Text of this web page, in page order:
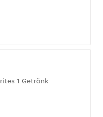
1 Getränk